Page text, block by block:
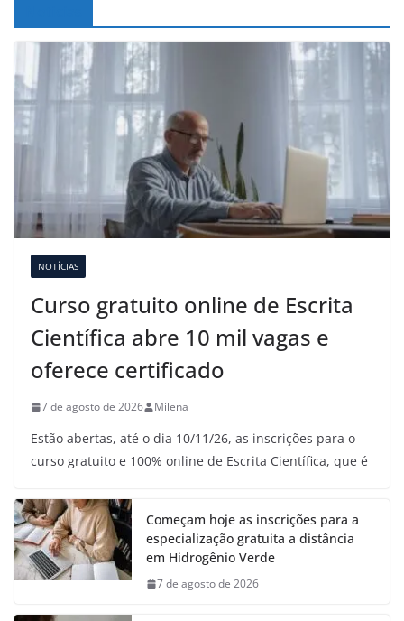
NOTÍCIAS
Curso gratuito online de Escrita
Científica abre 10 mil vagas e
oferece certificado
7 de agosto de 2026 Milena
Estão abertas, até o dia 10/11/26, as inscrições para o
curso gratuito e 100% online de Escrita Científica, que é
Começam hoje as inscrições para a
especialização gratuita a distância
em Hidrogênio Verde
7 de agosto de 2026